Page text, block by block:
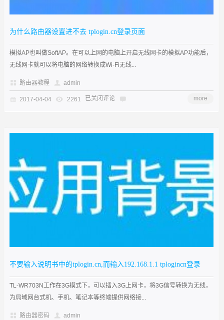
为什么路由器设置进不去 tplogin.cn登录页面
模拟AP也叫做SoftAP。在可以上网的电脑上开启无线网卡的模拟AP功能后，
无线网卡就可以将电脑的网络转换成Wi-Fi无线...
路由器教程 admin
2017-04-04 2261 已关闭评论 more
不要输入说明书中的tplogin.cn,而输入192.168.1.1 tplogincn登录
TL-WR703N工作在3G模式下，可以插入3G上网卡，将3G信号转换为无线，
为局域网台式机、手机、笔记本等终端提供网络接...
路由器密码 admin